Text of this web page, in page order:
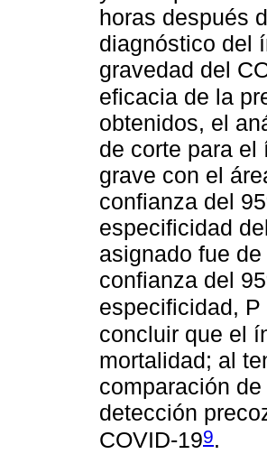
horas después
diagnóstico del
gravedad del
eficacia de la
obtenidos, el
de corte para el
grave con el
confianza del
especificidad
asignado fue
confianza del
especificidad, P
concluir que el
mortalidad; al
comparación
detección
COVID-199.